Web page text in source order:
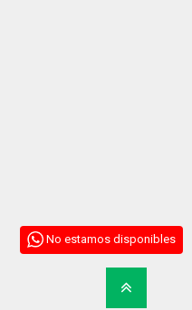
No estamos disponibles